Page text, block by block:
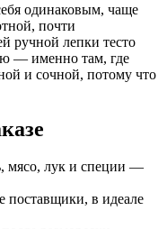
одинаковым, чаще
почти
ручной лепки тесто
— именно там, где
и сочной, потому что
мясо, лук и специи —
поставщики, в идеале